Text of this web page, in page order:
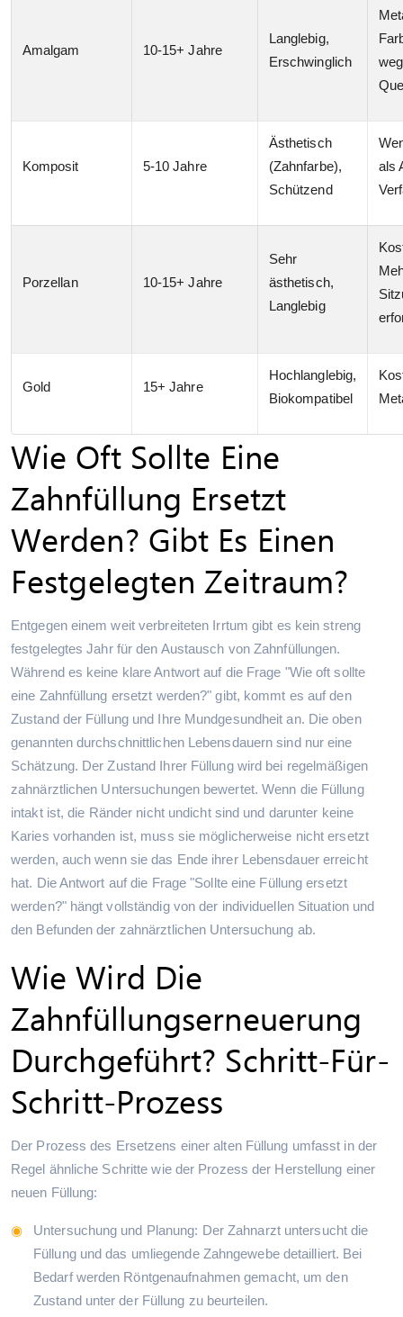
Amalgam 10-15+ Jahre
Langlebig,
Erschwinglich
Komposit 5-10 Jahre
Ästhetisch
(Zahnfarbe),
Schützend
als
Porzellan 10-15+ Jahre
Sehr
ästhetisch,
Langlebig
Gold 15+ Jahre
Hochlanglebig,
Biokompatibel
Wie Oft Sollte Eine
Zahnfüllung Ersetzt
Werden? Gibt Es Einen
Festgelegten Zeitraum?
Entgegen einem weit verbreiteten Irrtum gibt es kein streng
festgelegtes Jahr für den Austausch von Zahnfüllungen.
Während es keine klare Antwort auf die Frage "Wie oft sollte
eine Zahnfüllung ersetzt werden?" gibt, kommt es auf den
Zustand der Füllung und Ihre Mundgesundheit an. Die oben
genannten durchschnittlichen Lebensdauern sind nur eine
Schätzung. Der Zustand Ihrer Füllung wird bei regelmäßigen
zahnärztlichen Untersuchungen bewertet. Wenn die Füllung
intakt ist, die Ränder nicht undicht sind und darunter keine
Karies vorhanden ist, muss sie möglicherweise nicht ersetzt
werden, auch wenn sie das Ende ihrer Lebensdauer erreicht
hat. Die Antwort auf die Frage "Sollte eine Füllung ersetzt
werden?" hängt vollständig von der individuellen Situation und
den Befunden der zahnärztlichen Untersuchung ab.
Wie Wird Die
Zahnfüllungserneuerung
Durchgeführt? Schritt-Für-
Schritt-Prozess
Der Prozess des Ersetzens einer alten Füllung umfasst in der
Regel ähnliche Schritte wie der Prozess der Herstellung einer
neuen Füllung:
Untersuchung und Planung: Der Zahnarzt untersucht die
Füllung und das umliegende Zahngewebe detailliert. Bei
Bedarf werden Röntgenaufnahmen gemacht, um den
Zustand unter der Füllung zu beurteilen.